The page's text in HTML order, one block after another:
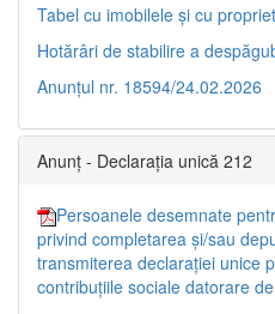
Tabel cu imobilele și cu
Hotărâri de stabilire a
Anunțul nr. 18594/24.02.2026
Anunț - Declarația unică 212
Persoanele desemnate
privind completarea și/sau
transmiterea declarației unice
contribuțiile sociale datorare